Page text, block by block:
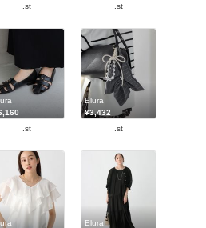
.st
.st
.st
Elura
¥3,432
.st
Elura